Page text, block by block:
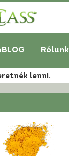
Rólunk
lenni.